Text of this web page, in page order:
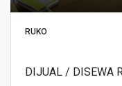
RUKO